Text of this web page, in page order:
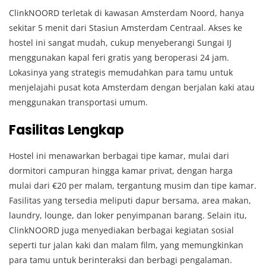
ClinkNOORD terletak di kawasan Amsterdam Noord, hanya
sekitar 5 menit dari Stasiun Amsterdam Centraal. Akses ke
hostel ini sangat mudah, cukup menyeberangi Sungai IJ
menggunakan kapal feri gratis yang beroperasi 24 jam.
Lokasinya yang strategis memudahkan para tamu untuk
menjelajahi pusat kota Amsterdam dengan berjalan kaki atau
menggunakan transportasi umum.
Fasilitas Lengkap
Hostel ini menawarkan berbagai tipe kamar, mulai dari
dormitori campuran hingga kamar privat, dengan harga
mulai dari €20 per malam, tergantung musim dan tipe kamar.
Fasilitas yang tersedia meliputi dapur bersama, area makan,
laundry, lounge, dan loker penyimpanan barang. Selain itu,
ClinkNOORD juga menyediakan berbagai kegiatan sosial
seperti tur jalan kaki dan malam film, yang memungkinkan
para tamu untuk berinteraksi dan berbagi pengalaman.